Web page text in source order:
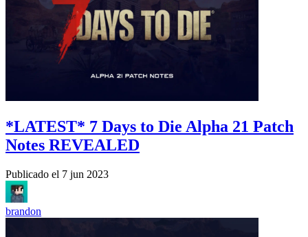
*LATEST* 7 Days to Die Alpha 21 Patch
Notes REVEALED
Publicado el 7 jun 2023
brandon